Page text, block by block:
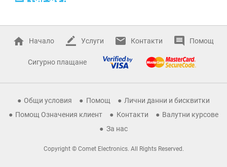
Начало Услуги Контакти Помощ
Сигурно плащане
Общи условия Помощ
Лични данни и бисквитки
Помощ Означения клиент
Контакти
Валутни курсове
За нас
Copyright © Comet Electronics. All Rights Reserved.